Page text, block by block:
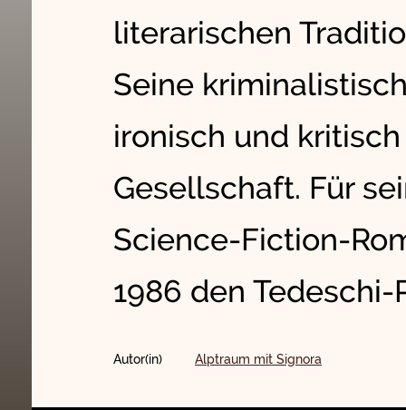
literarischen
Seine
ironisch und
Gesellschaft. Für
Science-Fiction-
1986 den
Autor(in) Alptraum mit Signora